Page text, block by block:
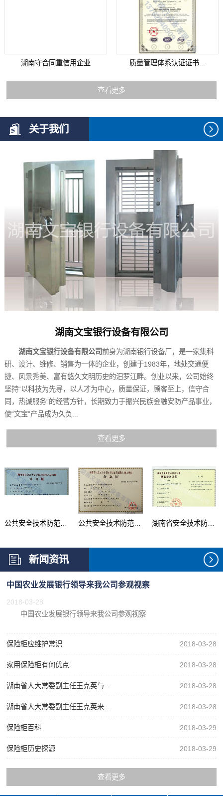
湖南守合同重信用企业 质量管理体系认证证书...
查看更多
关于我们
湖南文宝银行设备有限公司
湖南文宝银行设备有限公司前身为湖南银行设备厂，是一家集科
研、设计、维修、销售为一体的企业，创建于1983年，地处交通便
捷、风景秀美、富有悠久文明历史的汨罗江畔。创业以来，公司始终
坚持“以科技为先导，以人才为中心，质量保证，顾客至上，信守合
同，热诚服务”的经营方针，长期致力于振兴民族金融安防产品事业，
使“文宝”产品成为久负...
查看更多
公共安全技术防范产品... 公共安全技术防范系统... 湖南省安全技术防范行...
新闻资讯
中国农业发展银行领导来我公司参观视察
2018-03-28
中国农业发展银行领导来我公司参观视察
保险柜应维护常识 2018-03-28
家用保险柜有何优点 2018-03-28
湖南省人大常委副主任王克英与... 2018-03-28
湖南省人大常委副主任王克英来... 2018-03-28
保险柜百科 2018-03-29
保险柜历史探源 2018-03-29
查看更多